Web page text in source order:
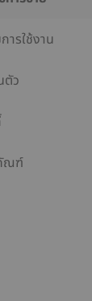
ารใช้งาน
ตัว
ณฑ์